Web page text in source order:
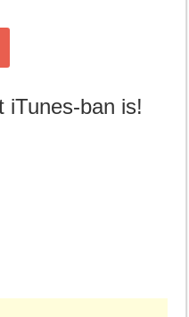
iTunes-ban is!